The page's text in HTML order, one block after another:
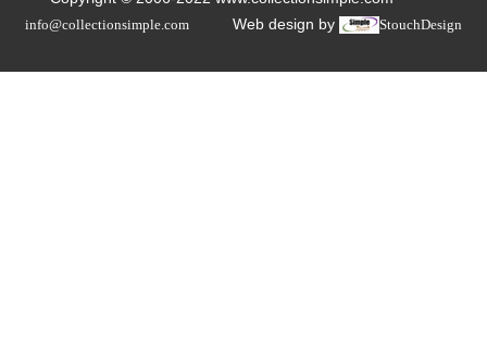
info@collectionsimple.com Web design by StouchDesign